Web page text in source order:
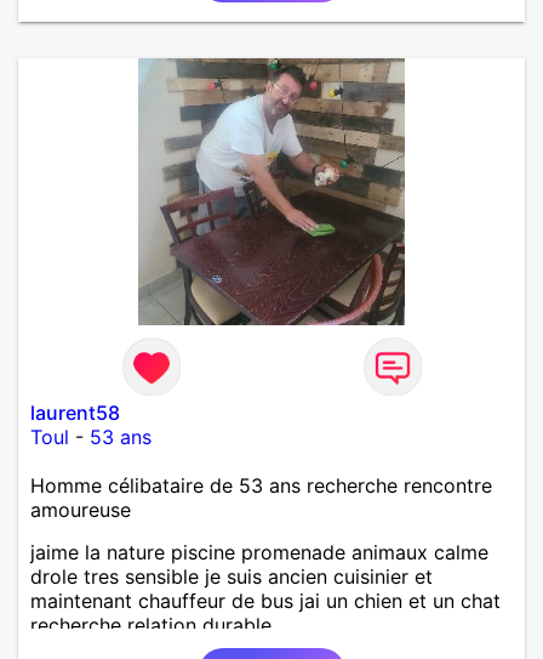
laurent58
Toul - 53 ans
Homme célibataire de 53 ans recherche rencontre
amoureuse
jaime la nature piscine promenade animaux calme
drole tres sensible je suis ancien cuisinier et
maintenant chauffeur de bus jai un chien et un chat
recherche relation durable